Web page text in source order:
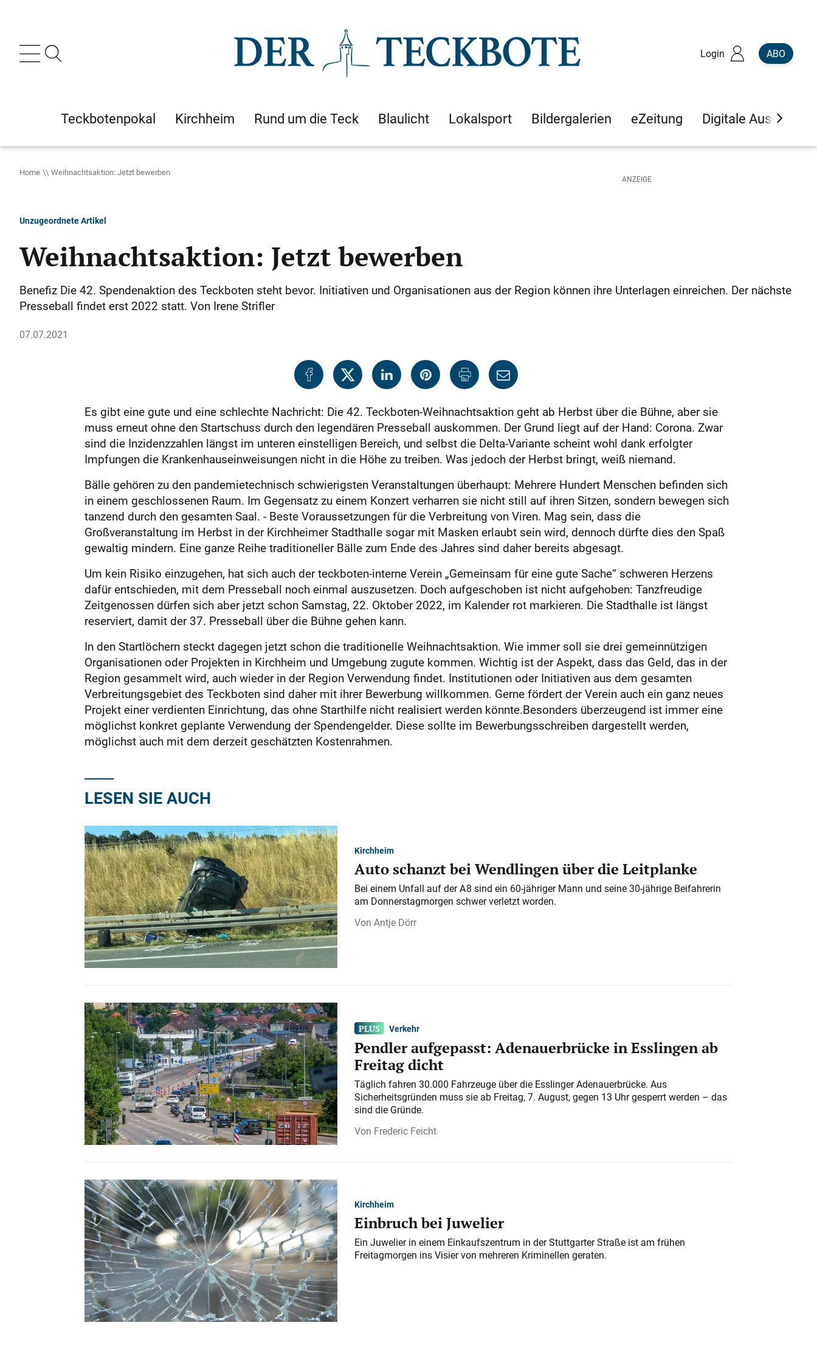
Login ABO
Teckbotenpokal Kirchheim Rund um die Teck Blaulicht Lokalsport Bildergalerien eZeitung Digitale Ausgaben
Home Weihnachtsaktion: Jetzt bewerben
Unzugeordnete Artikel
Weihnachtsaktion: Jetzt bewerben
Benefiz Die 42. Spendenaktion des Teckboten steht bevor. Initiativen und Organisationen aus der Region können ihre Unterlagen einreichen. Der nächste
Presseball findet erst 2022 statt. Von Irene Strifler
07.07.2021
Es gibt eine gute und eine schlechte Nachricht: Die 42. Teckboten-Weihnachtsaktion geht ab Herbst über die Bühne, aber sie
muss erneut ohne den Startschuss durch den legendären Presseball auskommen. Der Grund liegt auf der Hand: Corona. Zwar
sind die Inzidenzzahlen längst im unteren einstelligen Bereich, und selbst die Delta-Variante scheint wohl dank erfolgter
Impfungen die Krankenhauseinweisungen nicht in die Höhe zu treiben. Was jedoch der Herbst bringt, weiß niemand.
Bälle gehören zu den pandemietechnisch schwierigsten Veranstaltungen überhaupt: Mehrere Hundert Menschen befinden sich
in einem geschlossenen Raum. Im Gegensatz zu einem Konzert verharren sie nicht still auf ihren Sitzen, sondern bewegen sich
tanzend durch den gesamten Saal. - Beste Voraussetzungen für die Verbreitung von Viren. Mag sein, dass die
Großveranstaltung im Herbst in der Kirchheimer Stadthalle sogar mit Masken erlaubt sein wird, dennoch dürfte dies den Spaß
gewaltig mindern. Eine ganze Reihe traditioneller Bälle zum Ende des Jahres sind daher bereits abgesagt.
Um kein Risiko einzugehen, hat sich auch der teckboten-interne Verein „Gemeinsam für eine gute Sache“ schweren Herzens
dafür entschieden, mit dem Presseball noch einmal auszusetzen. Doch aufgeschoben ist nicht aufgehoben: Tanzfreudige
Zeitgenossen dürfen sich aber jetzt schon Samstag, 22. Oktober 2022, im Kalender rot markieren. Die Stadthalle ist längst
reserviert, damit der 37. Presseball über die Bühne gehen kann.
In den Startlöchern steckt dagegen jetzt schon die traditionelle Weihnachtsaktion. Wie immer soll sie drei gemeinnützigen
Organisationen oder Projekten in Kirchheim und Umgebung zugute kommen. Wichtig ist der Aspekt, dass das Geld, das in der
Region gesammelt wird, auch wieder in der Region Verwendung findet. Institutionen oder Initiativen aus dem gesamten
Verbreitungsgebiet des Teckboten sind daher mit ihrer Bewerbung willkommen. Gerne fördert der Verein auch ein ganz neues
Projekt einer verdienten Einrichtung, das ohne Starthilfe nicht realisiert werden könnte.Besonders überzeugend ist immer eine
möglichst konkret geplante Verwendung der Spendengelder. Diese sollte im Bewerbungsschreiben dargestellt werden,
möglichst auch mit dem derzeit geschätzten Kostenrahmen.
LESEN SIE AUCH
Kirchheim
Auto schanzt bei Wendlingen über die Leitplanke
Bei einem Unfall auf der A 8 sind ein 60-jähriger Mann und seine 30-jährige Beifahrerin
am Donnerstagmorgen schwer verletzt worden.
Antje Dörr
Verkehr
Pendler aufgepasst: Adenauerbrücke in Esslingen ab
Freitag dicht
Täglich fahren 30.000 Fahrzeuge über die Esslinger Adenauerbrücke. Aus
Sicherheitsgründen muss sie ab Freitag, 7. August, gegen 13 Uhr gesperrt werden – das
sind die Gründe.
Frederic Feicht
Kirchheim
Einbruch bei Juwelier
Ein Juwelier in einem Einkaufszentrum in der Stuttgarter Straße ist am frühen
Freitagmorgen ins Visier von mehreren Kriminellen geraten.